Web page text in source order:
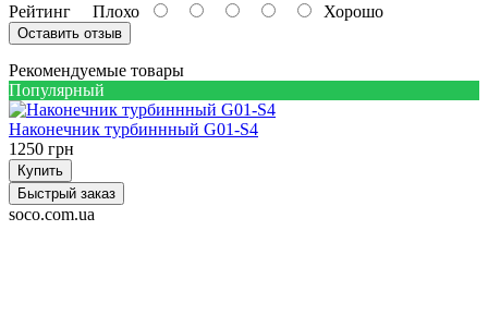
Рейтинг Плохо Хорошо
Оставить отзыв
Рекомендуемые товары
Популярный
Наконечник турбиннный G01-S4
1250 грн
Купить
Быстрый заказ
soco.com.ua